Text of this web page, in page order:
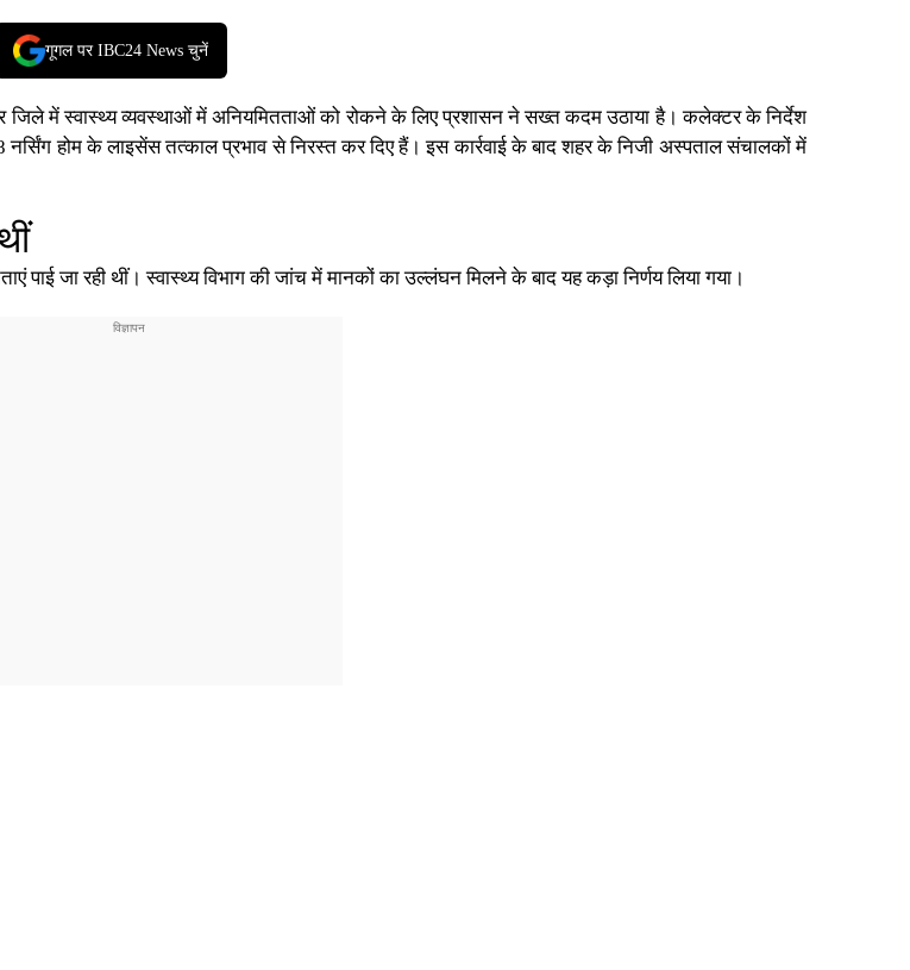
गूगल पर IBC24 News चुनें
जिले में स्वास्थ्य व्यवस्थाओं में अनियमितताओं को रोकने के लिए प्रशासन ने सख्त कदम उठाया है। कलेक्टर के निर्देश
होम के लाइसेंस तत्काल प्रभाव से निरस्त कर दिए हैं। इस कार्रवाई के बाद शहर के निजी अस्पताल संचालकों में
पाई जा रही थीं। स्वास्थ्य विभाग की जांच में मानकों का उल्लंघन मिलने के बाद यह कड़ा निर्णय लिया गया।